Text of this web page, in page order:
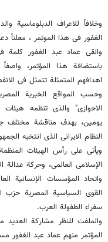
وخلافاً للاعراف الدبلوماسیة
الغفور فی هذا الموتمر ، معلناً
والقى عماد عبد الغفور کلمة
باستضافة هذا المؤتمر،
اهدافهم المتمثلة تتمثل فی
وحسب المواقع الخبریة
الاحوازی" والذی تنظمه
یومین، بهدف مناقشة مختلف
النظام الایرانی الذی انتخبه
ویأتى على رأس الهیئات
الإسلامی العالمی، وحرکة عدالة
واتحاد المؤسسات الإنسانیة
القوى السیاسیة المصریة حزب
سفراء الطفولة العرب.
والملفت للنظر مشارکة العدید
المؤتمر منهم عماد عبد